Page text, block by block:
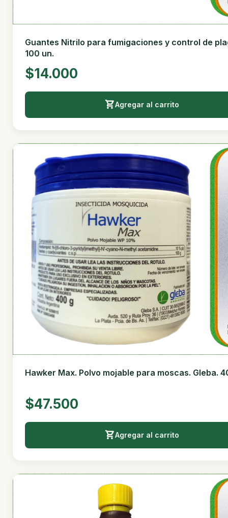
Guantes Nitrilo para fumigaciones y control de
100 un.
$14.000
Agregar al carrito
Hawker Max. Polvo mojable para moscas. Gleba.
$47.500
Agregar al carrito